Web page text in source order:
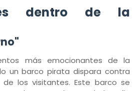
dentro de la
más emocionantes de la
un barco pirata dispara contra
de los visitantes. Este barco se